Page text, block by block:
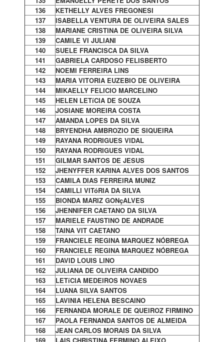
136
KETHELLY ALVES FREGONESI
137
ISABELLA VENTURA DE OLIVEIRA SALES
138
MARIANE CRISTINA DE OLIVEIRA SILVA
139
CAMILE VI JULIANI
140
SUELE FRANCISCA DA SILVA
141
GABRIELA CARDOSO FELISBERTO
142
NOEMI FERREIRA LINS
143
MARIA VITORIA EUZEBIO DE OLIVEIRA
144
MIKAELLY FELICIO MARCELINO
145
HELEN LETíCIA DE SOUZA
146
JOSIANE MOREIRA COSTA
147
AMANDA LOPES DA SILVA
148
BRYENDHA AMBROZIO DE SIQUEIRA
149
RAYANA RODRIGUES VIDAL
150
RAYANA RODRIGUES VIDAL
151
GILMAR SANTOS DE JESUS
152
JHENYFFER KARINA ALVES DOS SANTOS
153
CAMILA DIAS FERREIRA MUNIZ
154
CAMILLI VITóRIA DA SILVA
155
BIONDA MARIZ GONçALVES
156
JHENNIFER CAETANO DA SILVA
157
MARIELE FAUSTINO DE ANDRADE
158
TAINA VIT CAETANO
159
FRANCIELE REGINA MARQUEZ NÓBREGA
160
FRANCIELE REGINA MARQUEZ NÓBREGA
161
DAVID LOUIS LINO
162
JULIANA DE OLIVEIRA CANDIDO
163
LETíCIA MEDEIROS NOVAES
164
LUANA SILVA SANTOS
165
LAVINIA HELENA BESCAINO
166
FERNANDA MORALE DE QUEIROZ FIRMINO
167
PAOLA FERNANDA SANTOS DE ALMEIDA
168
JEAN CARLOS MORAIS DA SILVA